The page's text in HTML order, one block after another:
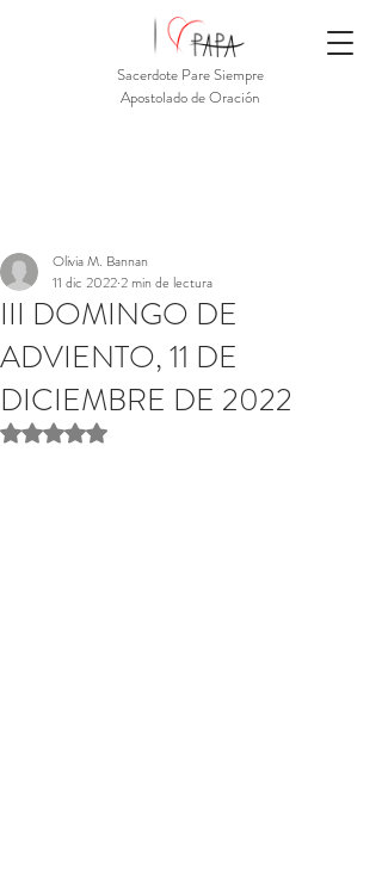
Sacerdote Pare Siempre
Apostolado de Oración
III DOMINGO DE
ADVIENTO, 11 DE
DICIEMBRE DE 2022
Olivia M. Bannan
11 dic 20222 min de lectura
Obtuvo NaN de 5 estrellas.